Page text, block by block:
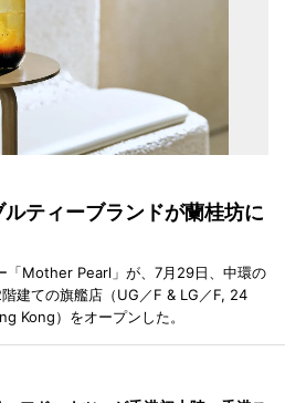
ティーブランドが蘭桂坊に
「Mother Pearl」が、7月29日、中環の
建ての旗艦店（UG／F & LG／F, 24
Kong）をオープンした。